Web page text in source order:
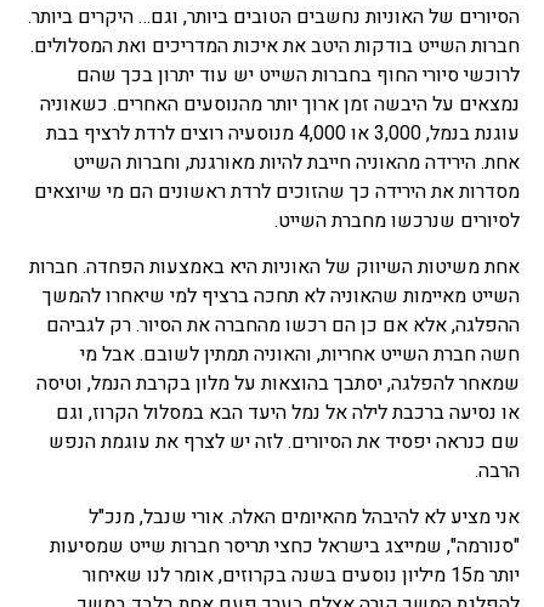
הסיורים של האוניות נחשבים הטובים ביותר, וגם… היקרים ביותר.
חברות השייט בודקות היטב את איכות המדריכים ואת המסלולים.
לרוכשי סיורי החוף בחברות השייט יש עוד יתרון בכך שהם
נמצאים על היבשה זמן ארוך יותר מהנוסעים האחרים. כשאוניה
עוגנת בנמל, 3,000 או 4,000 מנוסעיה רוצים לרדת לרציף בבת
אחת. הירידה מהאוניה חייבת להיות מאורגנת, וחברות השייט
מסדרות את הירידה כך שהזוכים לרדת ראשונים הם מי שיוצאים
לסיורים שנרכשו מחברת השייט.
אחת משיטות השיווק של האוניות היא באמצעות הפחדה. חברות
השייט מאיימות שהאוניה לא תחכה ברציף למי שיאחרו להמשך
ההפלגה, אלא אם כן הם רכשו מהחברה את הסיור. רק לגביהם
חשה חברת השייט אחריות, והאוניה תמתין לשובם. אבל מי
שמאחר להפלגה, יסתבך בהוצאות על מלון בקרבת הנמל, וטיסה
או נסיעה ברכבת לילה אל נמל היעד הבא במסלול הקרוז, וגם
שם כנראה יפסיד את הסיורים. לזה יש לצרף את עוגמת הנפש
הרבה.
אני מציע לא להיבהל מהאיומים האלה. אורי שנבל, מנכ"ל
"סנורמה", שמייצג בישראל כחצי תריסר חברות שייט שמסיעות
יותר מ15 מיליון נוסעים בשנה בקרוזים, אומר לנו שאיחור